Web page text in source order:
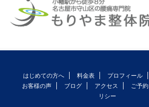
はじめての方へ 料金表 プロフィール
お客様の声
ブログ アクセス ご予約
リシー